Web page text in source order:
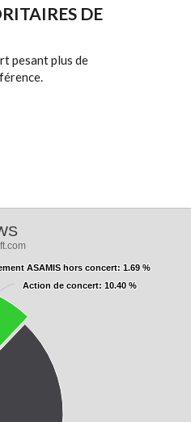
DE
pesant plus de
ASAMIS hors concert: 1.69 %
ASAMIS hors concert: 1.69 %
Action de concert: 10.40 %
Action de concert: 10.40 %